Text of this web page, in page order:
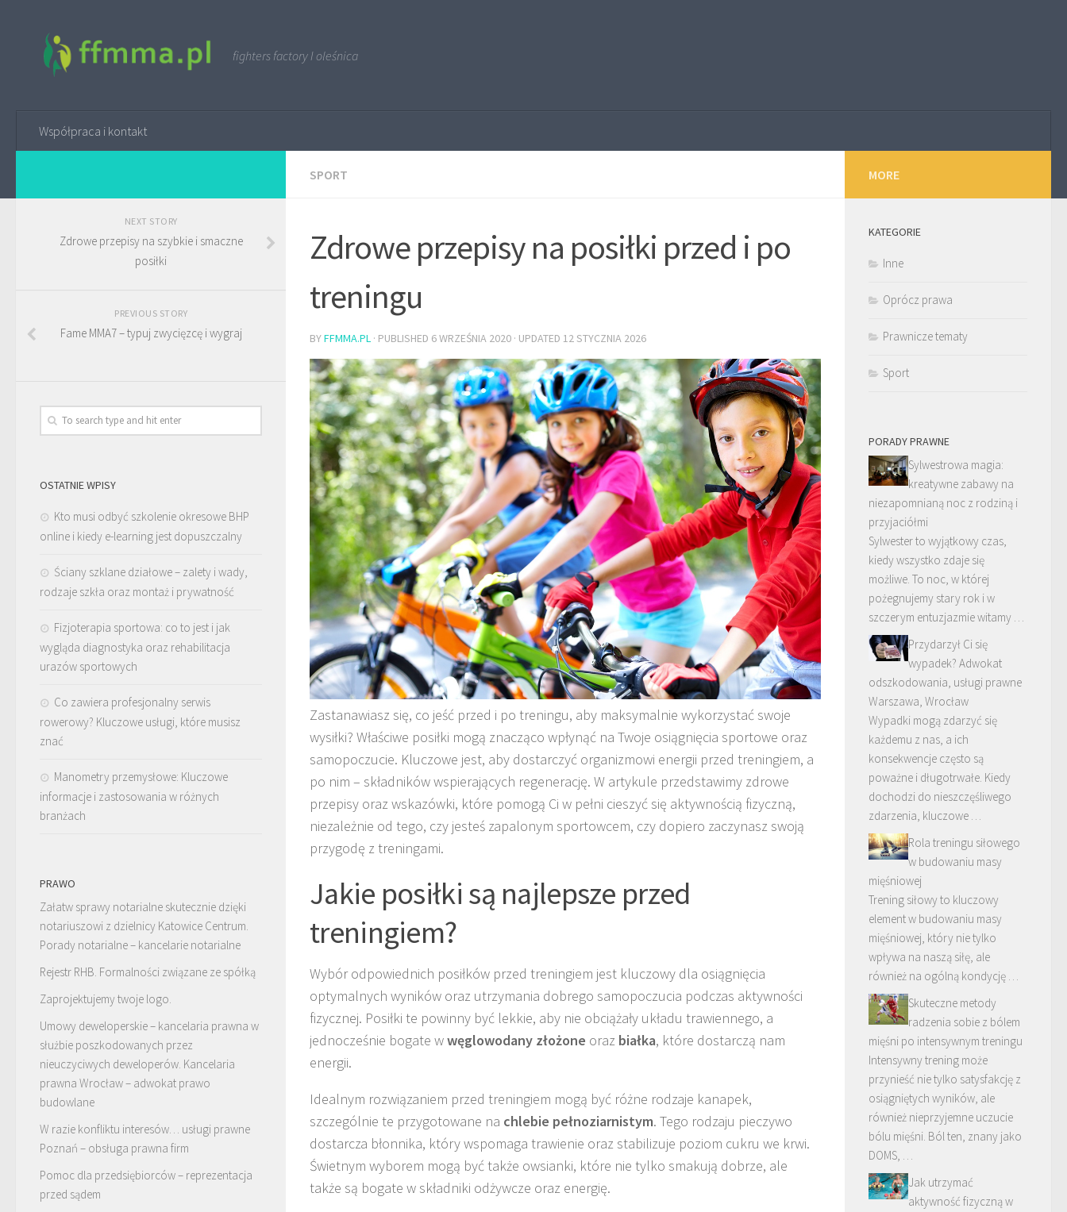
fighters factory I oleśnica
Współpraca i kontakt
SPORT
Zdrowe przepisy na posiłki przed i po
treningu
BYFFMMA.PL · PUBLISHED 6 WRZEŚNIA 2020 · UPDATED 12 STYCZNIA 2026
Zastanawiasz się, co jeść przed i po treningu, aby maksymalnie wykorzystać swoje
wysiłki? Właściwe posiłki mogą znacząco wpłynąć na Twoje osiągnięcia sportowe oraz
samopoczucie. Kluczowe jest, aby dostarczyć organizmowi energii przed treningiem, a
po nim – składników wspierających regenerację. W artykule przedstawimy zdrowe
przepisy oraz wskazówki, które pomogą Ci w pełni cieszyć się aktywnością fizyczną,
niezależnie od tego, czy jesteś zapalonym sportowcem, czy dopiero zaczynasz swoją
przygodę z treningami.
Jakie posiłki są najlepsze przed
treningiem?
Wybór odpowiednich posiłków przed treningiem jest kluczowy dla osiągnięcia
optymalnych wyników oraz utrzymania dobrego samopoczucia podczas aktywności
fizycznej. Posiłki te powinny być lekkie, aby nie obciążały układu trawiennego, a
jednocześnie bogate wwęglowodany złożone oraz białka, które dostarczą nam
energii.
Idealnym rozwiązaniem przed treningiem mogą być różne rodzaje kanapek,
szczególnie te przygotowane na chlebie pełnoziarnistym. Tego rodzaju pieczywo
dostarcza błonnika, który wspomaga trawienie oraz stabilizuje poziom cukru we krwi.
Świetnym wyborem mogą być także owsianki, które nie tylko smakują dobrze, ale
także są bogate w składniki odżywcze oraz energię.
NEXT STORY
Zdrowe przepisy na szybkie i smaczne
posiłki
PREVIOUS STORY
Fame MMA7 – typuj zwycięzcę i wygraj
OSTATNIE WPISY
Kto musi odbyć szkolenie okresowe BHP
online i kiedy e-learning jest dopuszczalny
Ściany szklane działowe – zalety i wady,
rodzaje szkła oraz montaż i prywatność
Fizjoterapia sportowa: co to jest i jak
wygląda diagnostyka oraz rehabilitacja
urazów sportowych
Co zawiera profesjonalny serwis
rowerowy? Kluczowe usługi, które musisz
znać
Manometry przemysłowe: Kluczowe
informacje i zastosowania w różnych
branżach
PRAWO
Załatw sprawy notarialne skutecznie dzięki
notariuszowi z dzielnicy Katowice Centrum.
Porady notarialne – kancelarie notarialne
Rejestr RHB. Formalności związane ze spółką
Zaprojektujemy twoje logo.
Umowy deweloperskie – kancelaria prawna w
służbie poszkodowanych przez
nieuczyciwych deweloperów. Kancelaria
prawna Wrocław – adwokat prawo
budowlane
W razie konfliktu interesów… usługi prawne
Poznań – obsługa prawna firm
Pomoc dla przedsiębiorców – reprezentacja
przed sądem
MORE
KATEGORIE
Inne
Oprócz prawa
Prawnicze tematy
Sport
PORADY PRAWNE
Sylwestrowa magia:
kreatywne zabawy na
niezapomnianą noc z rodziną i
przyjaciółmi
Sylwester to wyjątkowy czas,
kiedy wszystko zdaje się
możliwe. To noc, w której
pożegnujemy stary rok i w
szczerym entuzjazmie witamy …
Przydarzył Ci się
wypadek? Adwokat
odszkodowania, usługi prawne
Warszawa, Wrocław
Wypadki mogą zdarzyć się
każdemu z nas, a ich
konsekwencje często są
poważne i długotrwałe. Kiedy
dochodzi do nieszczęśliwego
zdarzenia, kluczowe …
Rola treningu siłowego
w budowaniu masy
mięśniowej
Trening siłowy to kluczowy
element w budowaniu masy
mięśniowej, który nie tylko
wpływa na naszą siłę, ale
również na ogólną kondycję …
Skuteczne metody
radzenia sobie z bólem
mięśni po intensywnym treningu
Intensywny trening może
przynieść nie tylko satysfakcję z
osiągniętych wyników, ale
również nieprzyjemne uczucie
bólu mięśni. Ból ten, znany jako
DOMS, …
Jak utrzymać
aktywność fizyczną w